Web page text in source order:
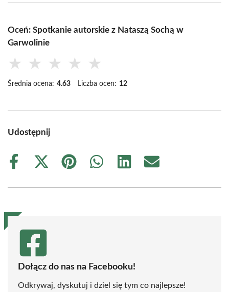
Oceń: Spotkanie autorskie z Nataszą Sochą w
Garwolinie
★ ★ ★ ★ ★
Średnia ocena: 4.63 Liczba ocen: 12
Udostępnij
Share
Share
(Twitter)
Share
Share
Share
Share
Dołącz do nas na Facebooku!
Odkrywaj, dyskutuj i dziel się tym co najlepsze!